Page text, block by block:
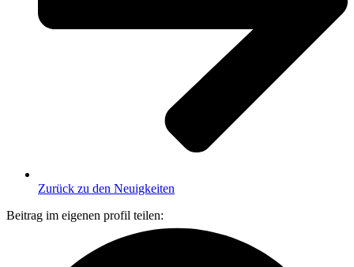
Zurück zu den Neuigkeiten
Beitrag im eigenen profil teilen: